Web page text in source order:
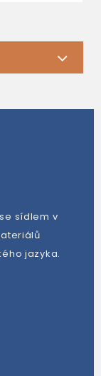
sídlem v
jazyka.